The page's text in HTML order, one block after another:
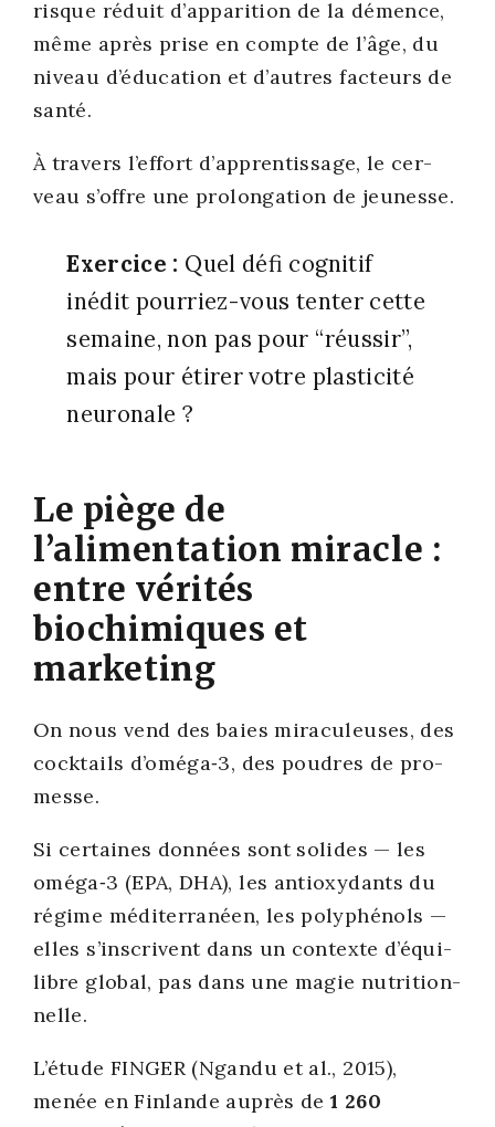
risque réduit d’apparition de la démence,
même après prise en compte de l’âge, du
niveau d’éducation et d’autres fac­teurs de
san­té.
À tra­vers l’ef­fort d’ap­pren­tis­sage, le cer­
veau s’offre une pro­lon­ga­tion de jeu­nesse.
Exer­cice : Quel défi cog­ni­tif
inédit pour­riez-vous ten­ter cette
semaine, non pas pour “réus­sir”,
mais pour éti­rer votre plas­ti­ci­té
neu­ro­nale ?
Le piège de
l’alimentation miracle :
entre vérités
biochimiques et
marketing
On nous vend des baies mira­cu­leuses, des
cock­tails d’oméga‑3, des poudres de pro­
messe.
Si cer­taines don­nées sont solides — les
oméga‑3 (EPA, DHA), les anti­oxy­dants du
régime médi­ter­ra­néen, les poly­phé­nols —
elles s’inscrivent dans un contexte d’é­qui­
libre glo­bal, pas dans une magie nutri­tion­
nelle.
L’étude FINGER (Ngan­du et al., 2015),
menée en Fin­lande auprès de1 260